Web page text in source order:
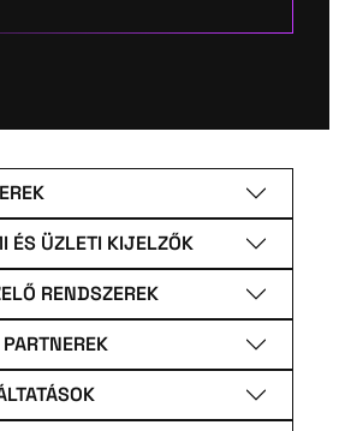
ÉS ÜZLETI KIJELZŐK
RENDSZEREK